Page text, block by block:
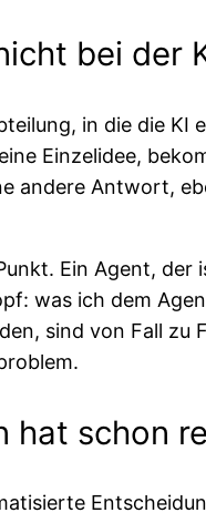
bei der
in die die
Einzelidee,
andere Antwort,
Ein Agent,
was ich dem
sind von Fall
hat schon